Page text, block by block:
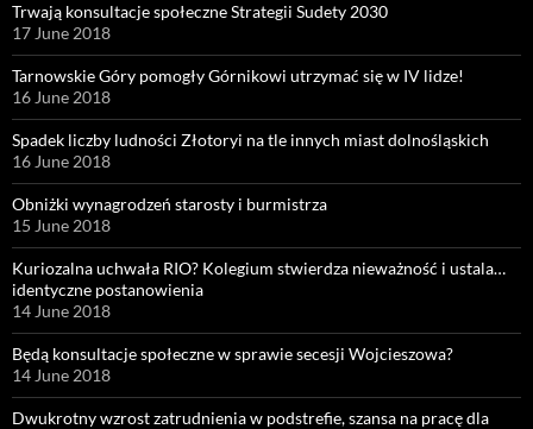
Trwają konsultacje społeczne Strategii Sudety 2030
17 June 2018
Tarnowskie Góry pomogły Górnikowi utrzymać się w IV lidze!
16 June 2018
Spadek liczby ludności Złotoryi na tle innych miast dolnośląskich
16 June 2018
Obniżki wynagrodzeń starosty i burmistrza
15 June 2018
Kuriozalna uchwała RIO? Kolegium stwierdza nieważność i ustala…
identyczne postanowienia
14 June 2018
Będą konsultacje społeczne w sprawie secesji Wojcieszowa?
14 June 2018
Dwukrotny wzrost zatrudnienia w podstrefie, szansa na pracę dla